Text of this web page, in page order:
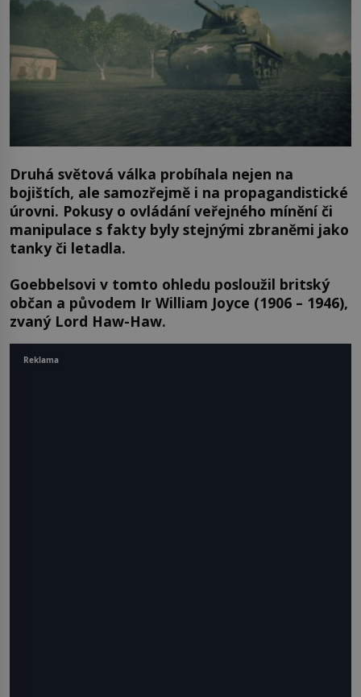
Druhá světová válka probíhala nejen na
bojištích, ale samozřejmě i na propagandistické
úrovni. Pokusy o ovládání veřejného mínění či
manipulace s fakty byly stejnými zbraněmi jako
tanky či letadla.
Goebbelsovi v tomto ohledu posloužil britský
občan a původem Ir William Joyce (1906 – 1946),
zvaný Lord Haw-Haw.
Reklama